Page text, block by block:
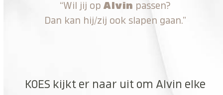
“Wil jij opAlvin passen?
Dan kan hij/zij ook slapen gaan.”
KOES kijkt er naar uit om Alvin elke